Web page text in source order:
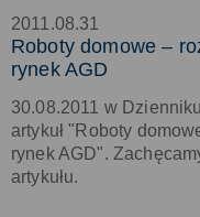
2011.08.31
Roboty domowe –
rynek AGD
30.08.2011 w
artykuł "Roboty
rynek AGD".
artykułu.